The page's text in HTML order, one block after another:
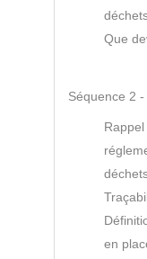
Que
Séquence 2 -
en